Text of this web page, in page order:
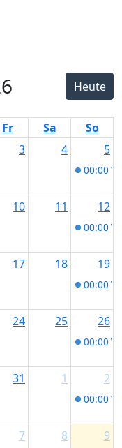
Heute
Fr Sa
So
3 4 5
00:00
im Museum im Bock
an die Adria im Museum
Allgäu an die Adria im
10 11 12
00:00
im Museum im Bock
an die Adria im Museum
Allgäu an die Adria im
17 18 19
00:00
im Museum im Bock
an die Adria im Museum
Allgäu an die Adria im
24 25 26
00:00
im Museum im Bock
an die Adria im Museum
Allgäu an die Adria im
31 1 2
00:00
7 8 9